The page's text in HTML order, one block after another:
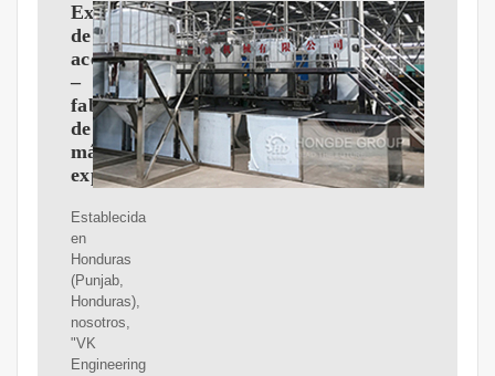
Expulsor
de
aceite
–
fabricante
de
máquinas
expulsoras
Establecida
en
Honduras
(Punjab,
Honduras),
nosotros,
"VK
Engineering